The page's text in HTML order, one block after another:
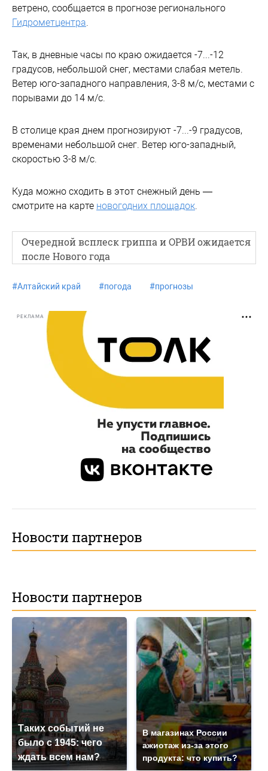
ветрено, сообщается в прогнозе регионального
Гидрометцентра
Так, в дневные часы по краю ожидается -7...-12
градусов, небольшой снег, местами слабая метель.
Ветер юго-западного направления, 3-8 м/с, местами с
порывами до 14 м/с.
В столице края днем прогнозируют -7...-9 градусов,
временами небольшой снег. Ветер юго-западный,
скоростью 3-8 м/с.
Куда можно сходить в этот снежный день —
смотрите на карте новогодних площадок
Очередной всплеск гриппа и ОРВИ ожидается
после Нового года
#Алтайский край #погода #прогнозы
РЕКЛАМА
Новости партнеров
Новости партнеров
Таких событий не
было с 1945: чего
ждать всем нам?
В магазинах России
ажиотаж из-за этого
продукта: что купить?